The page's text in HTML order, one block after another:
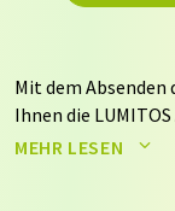
Mit dem Absenden
Ihnen die
Newsletter per E-
MEHR LESEN